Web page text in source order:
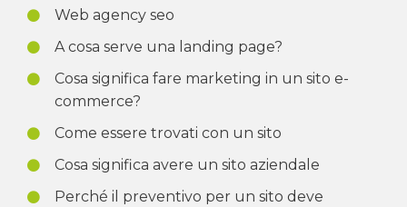
Web agency seo
A cosa serve una landing page?
Cosa significa fare marketing in un sito e-
commerce?
Come essere trovati con un sito
Cosa significa avere un sito aziendale
Perché il preventivo per un sito deve